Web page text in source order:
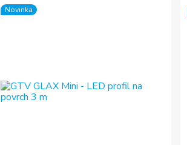
Novinka